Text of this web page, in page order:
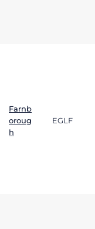
Farnb
oroug
h
EGLF